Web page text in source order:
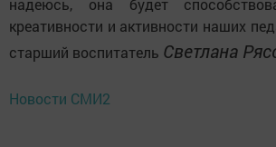
надеюсь, она будет
креативности и активности наших
старший воспитатель Светлана
Новости СМИ2